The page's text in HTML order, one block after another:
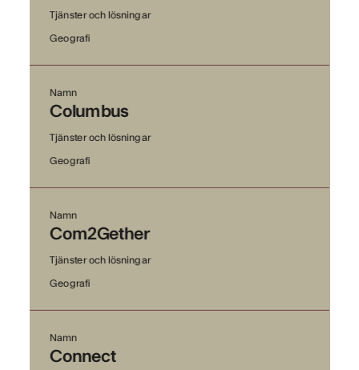
Tjänster och lösningar
Geografi
Namn
Columbus
Tjänster och lösningar
Geografi
Namn
Com2Gether
Tjänster och lösningar
Geografi
Namn
Connect